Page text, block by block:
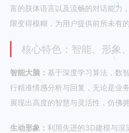
富的肢体语言以及流畅的对话能力
限变得模糊，为用户提供前所未有
核心特色：智能、形象
智能大脑： 基于深度学习算法，数
行精准情感分析与回复，无论是业
展现出高度的智慧与灵活性，仿佛
生动形象： 利用先进的3D建模与渲